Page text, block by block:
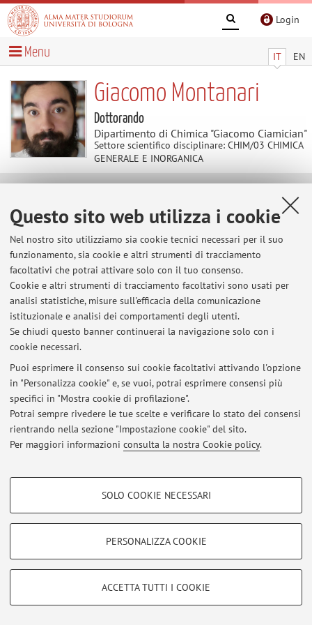
Questo sito web utilizza i cookie
Nel nostro sito utilizziamo sia cookie tecnici necessari per il suo
funzionamento, sia cookie e altri strumenti di tracciamento
facoltativi che potrai attivare solo con il tuo consenso.
Cookie e altri strumenti di tracciamento facoltativi sono usati per
analisi statistiche, misure sull'efficacia della comunicazione
istituzionale e analisi dei comportamenti degli utenti.
Se chiudi questo banner continuerai la navigazione solo con i
cookie necessari.
Puoi esprimere il consenso sui cookie facoltativi attivando l'opzione
in "Personalizza cookie" e, se vuoi, potrai esprimere consensi più
specifici in "Mostra cookie di profilazione".
Potrai sempre rivedere le tue scelte e verificare lo stato dei consensi
rientrando nella sezione "Impostazione cookie" del sito.
Per maggiori informazioni consulta la nostra Cookie policy.
COOKIE DI PROFILAZIONE - FACOLTATIVI
COOKIE TECNICI - NECESSARI
Si tratta di cookie tecnici utilizzati, a titolo esemplificativo, per il corretto
SOLO COOKIE NECESSARI
PERSONALIZZA COOKIE
ACCETTA TUTTI I COOKIE
Login
IT EN
Menu
Giacomo Montanari
Dottorando
Dipartimento di Chimica "Giacomo Ciamician"
Settore scientifico disciplinare: CHIM/03 CHIMICA
GENERALE E INORGANICA
Avvisi
Al momento non sono presenti avvisi.
Area riservata
Accedi tramite login per gestire tutti i contenuti del sito.
© 2026 - ALMA MATER STUDIORUM - Università di Bologna - Via
Zamboni, 33 - 40126 Bologna - Partita IVA: 01131710376
Privacy| Note legali |Impostazioni Cookie